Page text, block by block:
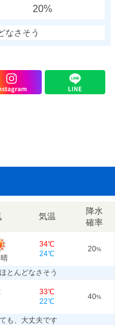
20%
なさそう
気温
降水
確率
34℃
24℃
20%
とんどなさそう
33℃
22℃
40%
も、大丈夫です